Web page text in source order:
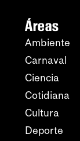
Áreas
Ambiente
Carnaval
Ciencia
Cotidiana
Cultura
Deporte